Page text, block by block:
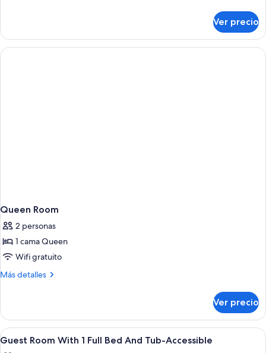
1
Full
Bed
Room
With
1
Ver precio
Queen Room
2 personas
1 cama Queen
Wifi gratuito
Más detalles
Más
Room
Ver precio
Abrir
todas
Cortinas blackout, tabla de planchar
5
Guest Room With 1 Full Bed And Tub-Accessible